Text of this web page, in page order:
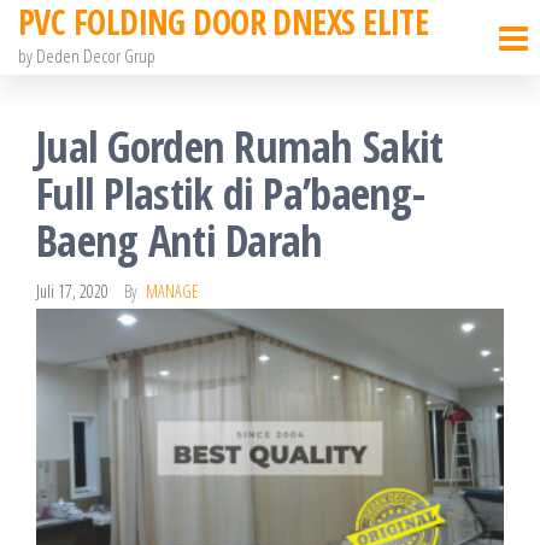
Skip
content
PVC FOLDING DOOR DNEXS ELITE
by Deden Decor Grup
Jual Gorden Rumah Sakit
Full Plastik di Pa’baeng-
Baeng Anti Darah
Juli 17, 2020 By MANAGE